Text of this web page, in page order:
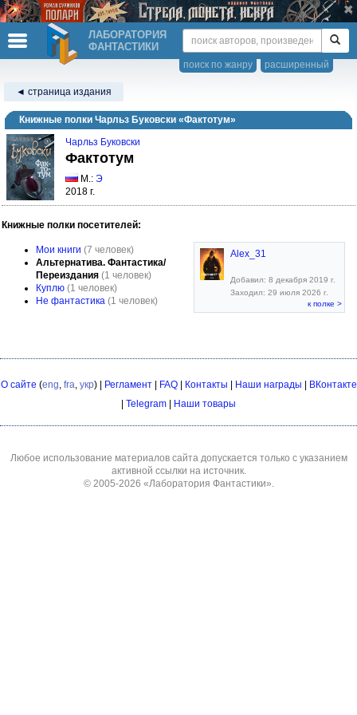
ЛАБОРАТОРИЯ
ФАНТАСТИКИ
расширенный
поиск по жанру
◄ страница издания
Книжные полки Чарльз Буковски «Фактотум»
Чарльз Буковски
Фактотум
М.: Э
2018 г.
Книжные полки посетителей:
Мои книги (7 человек)
Альтернатива. Фантастика/
Переиздания (1 человек)
Куплю (1 человек)
Не фантастика (1 человек)
Alex_31
Добавил: 8 декабря 2019 г.
Заходил: 29 июля 2026 г.
к полке >
О сайте (eng, fra, укр) | Регламент| FAQ| Контакты Наши награды
ВКонтакте
Telegram Наши товары
Любое использование материалов сайта допускается только с указанием
активной ссылки на источник.
© 2005-2026 «Лаборатория Фантастики».